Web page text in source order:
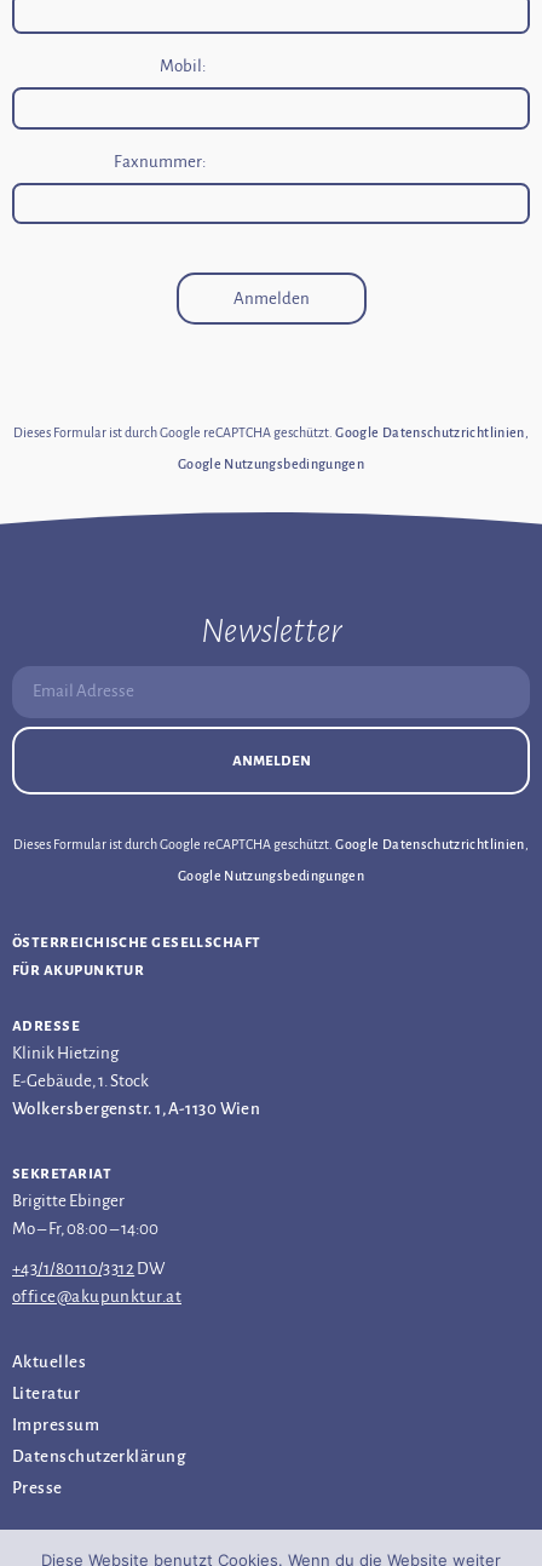
Mobil:
Faxnummer:
Anmelden
Dieses Formular ist durch Google reCAPTCHA geschützt.Google Datenschutzrichtlinien
Google Nutzungsbedingungen
Newsletter
Email Adresse:
anmelden
Dieses Formular ist durch Google reCAPTCHA geschützt.Google Datenschutzrichtlinien
Google Nutzungsbedingungen
österreichische gesellschaft
für akupunktur
adresse
Klinik Hietzing
E-Gebäude, 1. Stock
Wolkersbergenstr. 1, A-1130 Wien
sekretariat
Brigitte Ebinger
Mo – Fr, 08:00 – 14:00
+43/1/80110/3312 DW
office@akupunktur.at
Aktuelles
Literatur
Impressum
Datenschutz­erklärung
Presse
Diese Website benutzt Cookies. Wenn du die Website weiter